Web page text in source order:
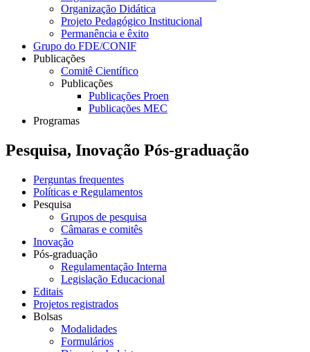
Organização Didática
Projeto Pedagógico Institucional
Permanência e êxito
Grupo do FDE/CONIF
Publicações
Comitê Científico
Publicações
Publicações Proen
Publicações MEC
Programas
Pesquisa, Inovação Pós-graduação
Perguntas frequentes
Políticas e Regulamentos
Pesquisa
Grupos de pesquisa
Câmaras e comitês
Inovação
Pós-graduação
Regulamentação Interna
Legislação Educacional
Editais
Projetos registrados
Bolsas
Modalidades
Formulários